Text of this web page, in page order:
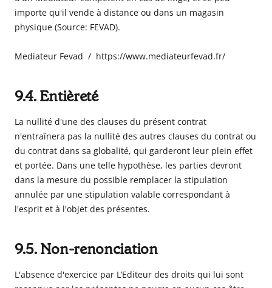
importe qu'il vende à distance ou dans un magasin
physique (Source: FEVAD).
Mediateur Fevad / https://www.mediateurfevad.fr/
9.4. Entièreté
La nullité d'une des clauses du présent contrat
n'entraînera pas la nullité des autres clauses du contrat ou
du contrat dans sa globalité, qui garderont leur plein effet
et portée. Dans une telle hypothèse, les parties devront
dans la mesure du possible remplacer la stipulation
annulée par une stipulation valable correspondant à
l'esprit et à l'objet des présentes.
9.5. Non-renonciation
L'absence d'exercice par L’Editeur des droits qui lui sont